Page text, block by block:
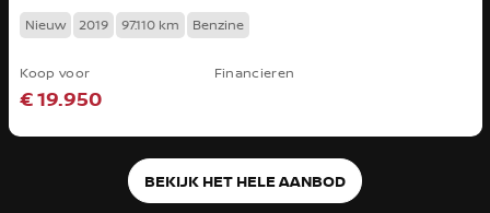
Nieuw 2019 97.110 km Benzine
Koop voor
€ 19.950
Financieren
BEKIJK HET HELE AANBOD